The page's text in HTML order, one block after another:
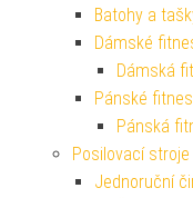
Batohy a
Dámské
Dámská
Pánské
Pánská
Posilovací
Jednoruční